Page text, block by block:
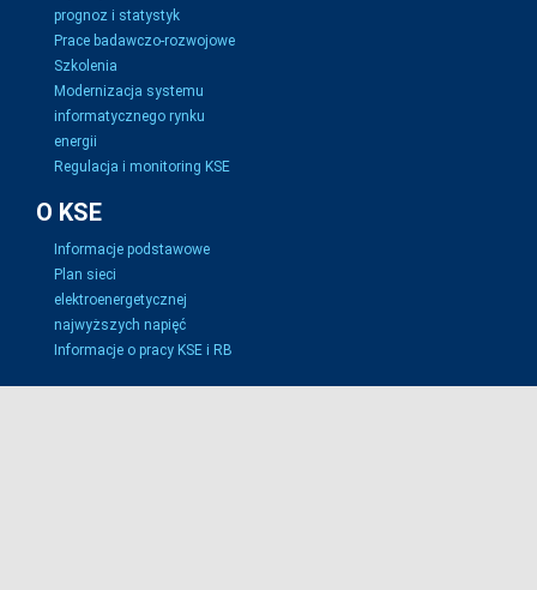
prognoz i statystyk
Prace badawczo-rozwojowe
Szkolenia
Modernizacja systemu
informatycznego rynku
energii
Regulacja i monitoring KSE
O KSE
Informacje podstawowe
Plan sieci
elektroenergetycznej
najwyższych napięć
Informacje o pracy KSE i RB